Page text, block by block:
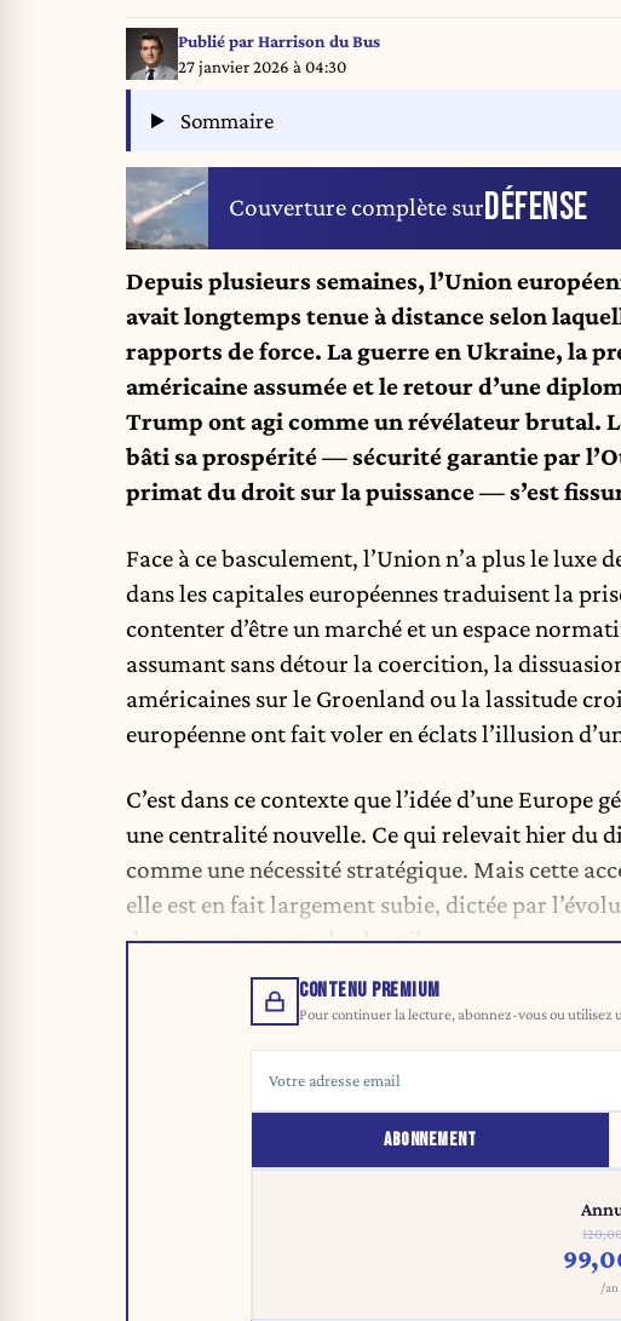
Publié parHarrison du Bus
27 janvier 2026 à 04:30
Sommaire
Couverture complète surDÉFENSE
Depuis plusieurs semaines, l’Union
avait longtemps tenue à distance selon
rapports de force. La guerre en Ukraine, la
américaine assumée et le retour d’une
Trump ont agi comme un révélateur brutal.
bâti sa prospérité — sécurité garantie par
primat du droit sur la puissance — s’est
Face à ce basculement, l’Union n’a plus le luxe
dans les capitales européennes traduisent la
contenter d’être un marché et un espace
assumant sans détour la coercition, la
américaines sur le Groenland ou la lassitude
européenne ont fait voler en éclats l’illusion
C’est dans ce contexte que l’idée d’une
une centralité nouvelle. Ce qui relevait hier du
comme une nécessité stratégique. Mais cette
elle est en fait largement subie, dictée par
devenu nettement plus hostile.
CONTENU PREMIUM
Pour continuer la lecture, abonnez-vous ou utilisez
ABONNEMENT
/an